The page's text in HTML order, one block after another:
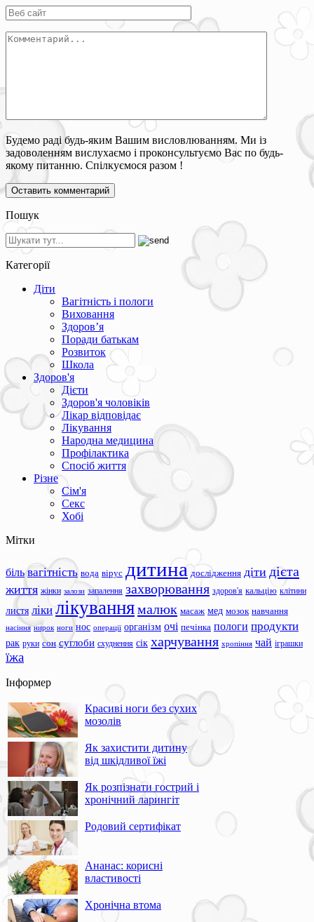
Будемо раді будь-яким Вашим висловлюванням. Ми із
задоволенням вислухаємо і проконсультуємо Вас по будь-
якому питанню. Спілкуємося разом !
Пошук
Категорії
Діти
Вагітність і пологи
Виховання
Здоров’я
Поради батькам
Розвиток
Школа
Здоров'я
Дієти
Здоров'я чоловіків
Лікар відповідає
Лікування
Народна медицина
Профілактика
Спосіб життя
Різне
Сім'я
Секс
Хобі
Мітки
біль вагітність вода вірус дитина дослідження діти дієта
життя жінки залози запалення захворювання здоров'я кальцію клітини
листя ліки лікуваннямалюк масаж мед мозок навчання
насіння нирок ноги нос операції організм очі печінка пологи продукти
рак руки сон суглоби схуднення сік харчування хропіння чай іграшки
їжа
Інформер
Красиві ноги без сухих
мозолів
Як захистити дитину
від шкідливої їжі
Як розпізнати гострий і
хронічний ларингіт
Родовий сертифікат
Ананас: корисні
властивості
Хронічна втома